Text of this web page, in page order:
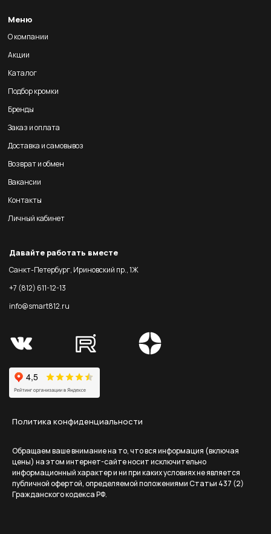
Меню
О компании
Акции
Каталог
Подбор кромки
Бренды
Заказ и оплата
Доставка и самовывоз
Возврат и обмен
Вакансии
Контакты
Личный кабинет
Давайте работать вместе
Санкт-Петербург, Ириновский пр., 1Ж
+7 (812) 611-12-13
info@smart812.ru
Политика конфиденциальности
Обращаем ваше внимание на то, что вся информация (включая
цены) на этом интернет-сайте носит исключительно
информационный характер и ни при каких условиях не является
публичной офертой, определяемой положениями Статьи 437 (2)
Гражданского кодекса РФ.